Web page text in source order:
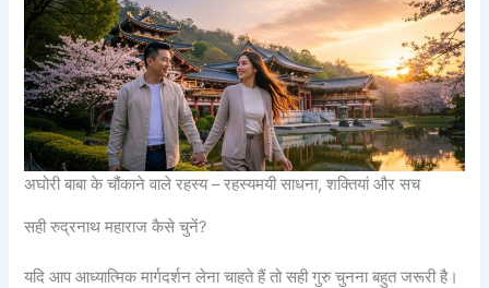
अघोरी बाबा के चौंकाने वाले रहस्य – रहस्यमयी साधना, शक्तियां और सच
सही रुद्रनाथ महाराज कैसे चुनें?
यदि आप आध्यात्मिक मार्गदर्शन लेना चाहते हैं तो सही गुरु चुनना बहुत जरूरी है।